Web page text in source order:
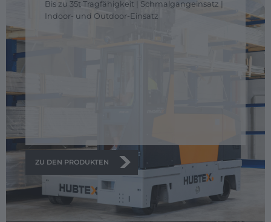
Bis zu 35t Tragfähigkeit | Schmalgangeinsatz |
Indoor- und Outdoor-Einsatz
ZU DEN PRODUKTEN